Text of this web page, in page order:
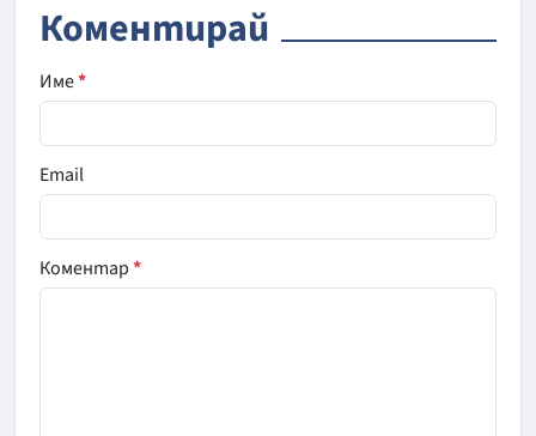
Коментирай
Име*
Email
Коментар*